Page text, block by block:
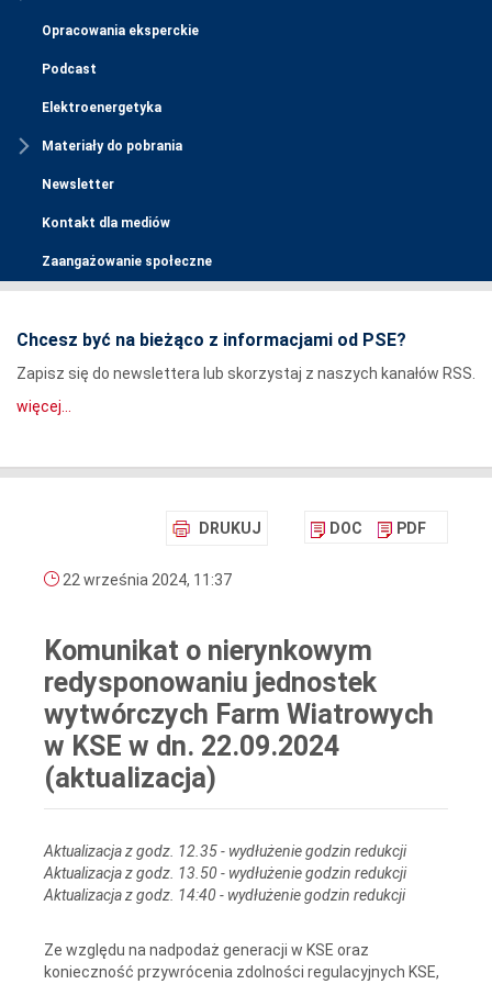
Opracowania eksperckie
Podcast
Elektroenergetyka
Materiały do pobrania
Newsletter
Kontakt dla mediów
Zaangażowanie społeczne
Chcesz być na bieżąco z informacjami od PSE?
Zapisz się do newslettera lub skorzystaj z naszych kanałów RSS.
więcej...
DRUKUJ DOC PDF
22 września 2024, 11:37
Komunikat o nierynkowym
redysponowaniu jednostek
wytwórczych Farm Wiatrowych
w KSE w dn. 22.09.2024
(aktualizacja)
Aktualizacja z godz. 12.35 - wydłużenie godzin redukcji
Aktualizacja z godz. 13.50 - wydłużenie godzin redukcji
Aktualizacja z godz. 14:40 - wydłużenie godzin redukcji
Ze względu na nadpodaż generacji w KSE oraz
konieczność przywrócenia zdolności regulacyjnych KSE,